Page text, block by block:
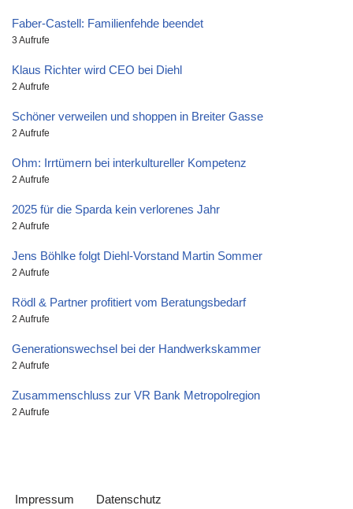
Faber-Castell: Familienfehde beendet
3 Aufrufe
Klaus Richter wird CEO bei Diehl
2 Aufrufe
Schöner verweilen und shoppen in Breiter Gasse
2 Aufrufe
Ohm: Irrtümern bei interkultureller Kompetenz
2 Aufrufe
2025 für die Sparda kein verlorenes Jahr
2 Aufrufe
Jens Böhlke folgt Diehl-Vorstand Martin Sommer
2 Aufrufe
Rödl & Partner profitiert vom Beratungsbedarf
2 Aufrufe
Generationswechsel bei der Handwerkskammer
2 Aufrufe
Zusammenschluss zur VR Bank Metropolregion
2 Aufrufe
Impressum Datenschutz